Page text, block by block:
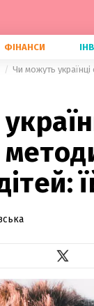
ФІНАНСИ